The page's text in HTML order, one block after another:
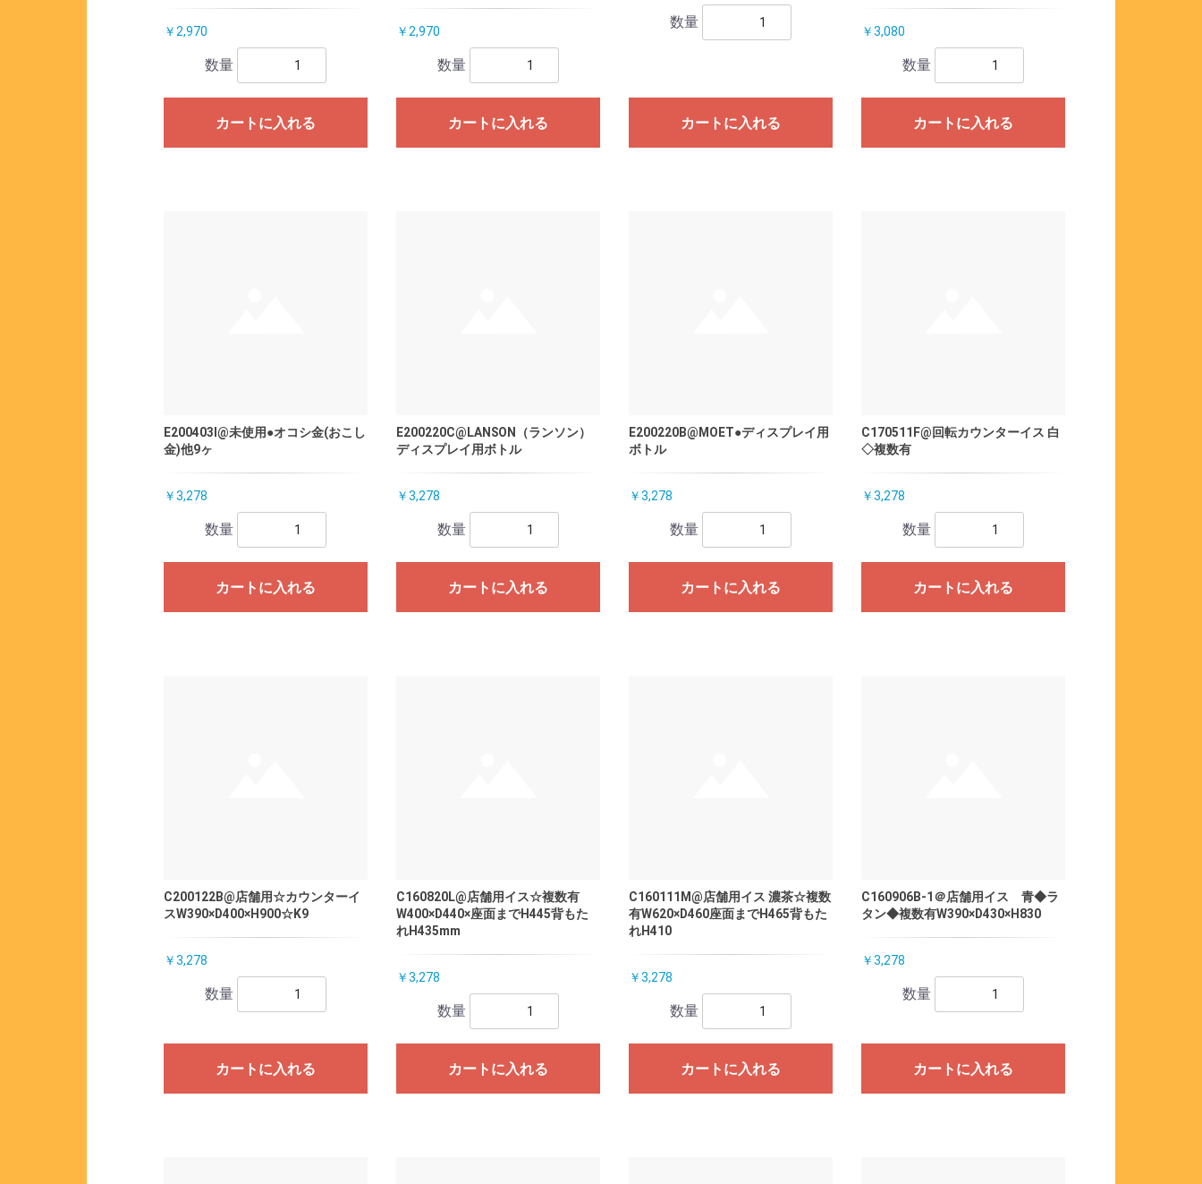
￥2,970
数量
カートに入れる
￥2,970
数量
カートに入れる
数量
カートに入れる
￥3,080
数量
カートに入れる
E200403I@未使用●オコシ金(おこし
金)他9ヶ
￥3,278
数量
カートに入れる
E200220C@LANSON（ランソン）
ディスプレイ用ボトル
￥3,278
数量
カートに入れる
E200220B@MOET●ディスプレイ用
ボトル
￥3,278
数量
カートに入れる
C170511F@回転カウンターイス 白
◇複数有
￥3,278
数量
カートに入れる
C200122B@店舗用☆カウンターイ
スW390×D400×H900☆K9
￥3,278
数量
カートに入れる
C160820L@店舗用イス☆複数有
W400×D440×座面までH445背もた
れH435mm
￥3,278
数量
カートに入れる
C160111M@店舗用イス 濃茶☆複数
有W620×D460座面までH465背もた
れH410
￥3,278
数量
カートに入れる
C160906B-1＠店舗用イス 青◆ラ
タン◆複数有W390×D430×H830
￥3,278
数量
カートに入れる